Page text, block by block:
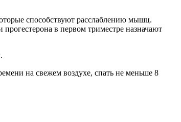
способствуют расслаблению мышц.
в первом триместре назначают
на свежем воздухе, спать не меньше 8